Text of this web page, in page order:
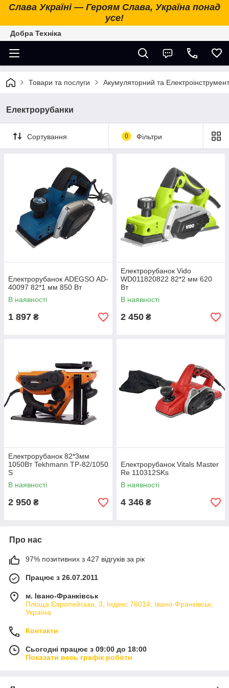
Слава Україні — Героям Слава, Україна понад
усе!
Добра Техніка
Товари та послуги Акумуляторний та Електроінструмент
Електрорубанки
Сортування 0 Фільтри
Електрорубанок ADEGSO AD-
40097 82*1 мм 850 Вт
В наявності
1 897 ₴
Електрорубанок Vido
WD011820822 82*2 мм 620
Вт
В наявності
2 450 ₴
Електрорубанок 82*3мм
1050Вт Tekhmann TP-82/1050
S
В наявності
2 950 ₴
Електрорубанок Vitals Master
Re 110312SKs
В наявності
4 346 ₴
Про нас
97% позитивних з 427 відгуків за рік
Працює з 26.07.2011
м. Івано-Франківськ
Площа Європейська, 3, Індекс 76014, Івано-Франківськ,
Україна
Контакти
Сьогодні працює з 09:00 до 18:00
Показати весь графік роботи